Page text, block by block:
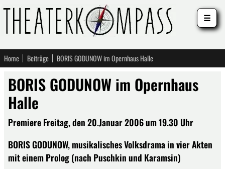
Home Beiträge BORIS GODUNOW im Opernhaus Halle
BORIS GODUNOW im Opernhaus
Halle
Premiere Freitag, den 20.Januar 2006 um 19.30 Uhr
BORIS GODUNOW, musikalisches Volksdrama in vier Akten
mit einem Prolog (nach Puschkin und Karamsin)
☰